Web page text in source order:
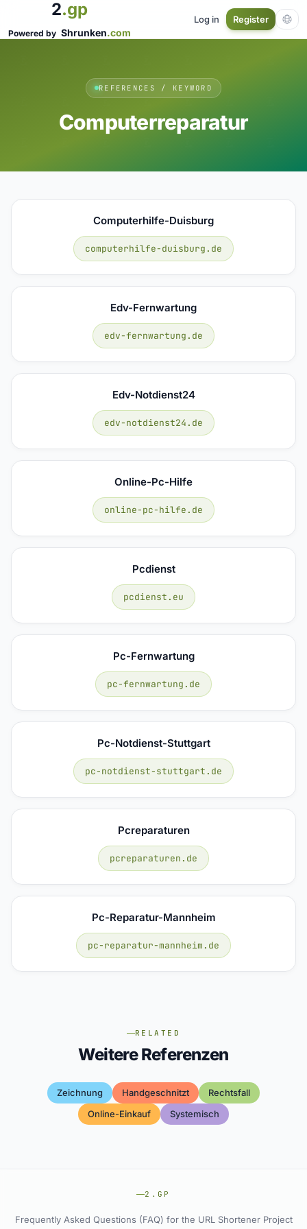
2.gp
Powered by Shrunken.com
Log in Register
REFERENCES / KEYWORD
Computerreparatur
Computerhilfe-Duisburg
computerhilfe-duisburg.de
Edv-Fernwartung
edv-fernwartung.de
Edv-Notdienst24
edv-notdienst24.de
Online-Pc-Hilfe
online-pc-hilfe.de
Pcdienst
pcdienst.eu
Pc-Fernwartung
pc-fernwartung.de
Pc-Notdienst-Stuttgart
pc-notdienst-stuttgart.de
Pcreparaturen
pcreparaturen.de
Pc-Reparatur-Mannheim
pc-reparatur-mannheim.de
RELATED
Weitere Referenzen
Zeichnung Handgeschnitzt
Rechtsfall
Online-Einkauf
Systemisch
2.GP
Frequently Asked Questions (FAQ) for the URL Shortener Project